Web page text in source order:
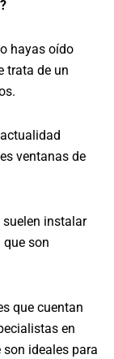
hayas oído
trata de un
ventanas de
suelen instalar
que son
que cuentan
en
son ideales para